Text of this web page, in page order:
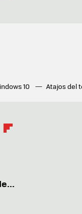
10 Atajos del